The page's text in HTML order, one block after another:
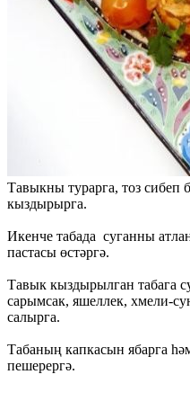
Тавыкны турарга, тоз сибеп
кыздырырга.
Икенче табада суганны
пастасы өстәргә.
Тавык кыздырылган табага
сарымсак, яшеллек, хмели-
салырга.
Табаның капкасын ябарга
пешерергә.